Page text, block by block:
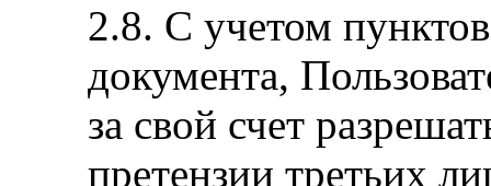
2.8. С учетом
документа,
за свой счет
претензии третьих